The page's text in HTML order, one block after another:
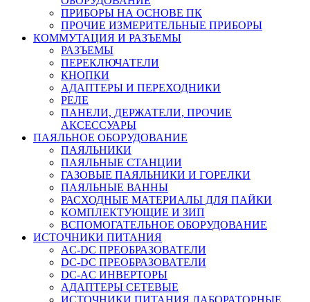
ПРИБОРЫ НА ОСНОВЕ ПК
ПРОЧИЕ ИЗМЕРИТЕЛЬНЫЕ ПРИБОРЫ
КОММУТАЦИЯ И РАЗЪЕМЫ
РАЗЪЕМЫ
ПЕРЕКЛЮЧАТЕЛИ
КНОПКИ
АДАПТЕРЫ И ПЕРЕХОДНИКИ
РЕЛЕ
ПАНЕЛИ, ДЕРЖАТЕЛИ, ПРОЧИЕ
АКСЕССУАРЫ
ПАЯЛЬНОЕ ОБОРУДОВАНИЕ
ПАЯЛЬНИКИ
ПАЯЛЬНЫЕ СТАНЦИИ
ГАЗОВЫЕ ПАЯЛЬНИКИ И ГОРЕЛКИ
ПАЯЛЬНЫЕ ВАННЫ
РАСХОДНЫЕ МАТЕРИАЛЫ ДЛЯ ПАЙКИ
КОМПЛЕКТУЮЩИЕ И ЗИП
ВСПОМОГАТЕЛЬНОЕ ОБОРУДОВАНИЕ
ИСТОЧНИКИ ПИТАНИЯ
AC-DC ПРЕОБРАЗОВАТЕЛИ
DC-DC ПРЕОБРАЗОВАТЕЛИ
DC-AC ИНВЕРТОРЫ
АДАПТЕРЫ СЕТЕВЫЕ
ИСТОЧНИКИ ПИТАНИЯ ЛАБОРАТОРНЫЕ